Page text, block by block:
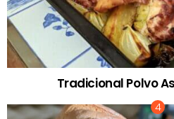
Tradicional Polvo